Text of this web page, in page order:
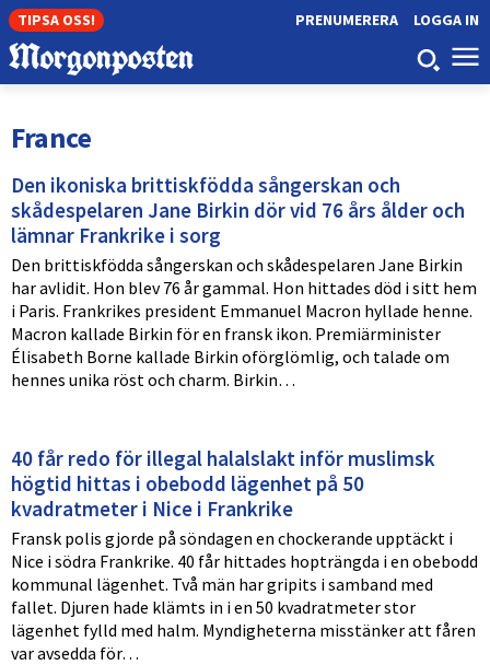
TIPSA OSS! LOGGA IN
PRENUMERERA
France
Den ikoniska brittiskfödda sångerskan och
skådespelaren Jane Birkin dör vid 76 års ålder och
lämnar Frankrike i sorg
Den brittiskfödda sångerskan och skådespelaren Jane Birkin
har avlidit. Hon blev 76 år gammal. Hon hittades död i sitt hem
i Paris. Frankrikes president Emmanuel Macron hyllade henne.
Macron kallade Birkin för en fransk ikon. Premiärminister
Élisabeth Borne kallade Birkin oförglömlig, och talade om
hennes unika röst och charm. Birkin…
40 får redo för illegal halalslakt inför muslimsk
högtid hittas i obebodd lägenhet på 50
kvadratmeter i Nice i Frankrike
Fransk polis gjorde på söndagen en chockerande upptäckt i
Nice i södra Frankrike. 40 får hittades hopträngda i en obebodd
kommunal lägenhet. Två män har gripits i samband med
fallet. Djuren hade klämts in i en 50 kvadratmeter stor
lägenhet fylld med halm. Myndigheterna misstänker att fåren
var avsedda för…